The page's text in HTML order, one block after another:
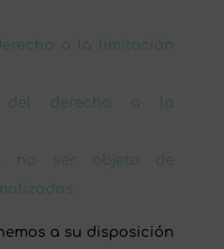
a la limitación
del derecho a la
no ser objeto de
a su disposición